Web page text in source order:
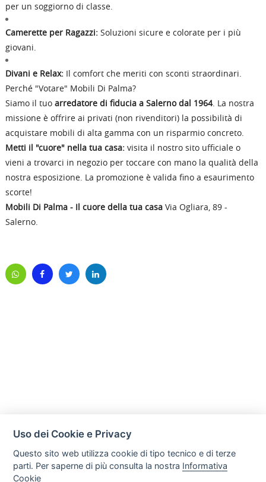
per un soggiorno di classe.
Camerette per Ragazzi:Soluzioni sicure e colorate per i più
giovani.
Divani e Relax:Il comfort che meriti con sconti straordinari.
Perché "Votare" Mobili Di Palma?
Siamo il tuo arredatore di fiducia a Salerno dal 1964. La nostra
missione è offrire ai privati (non rivenditori) la possibilità di
acquistare mobili di alta gamma con un risparmio concreto.
Metti il "cuore" nella tua casa:visita il nostro sito ufficiale o
vieni a trovarci in negozio per toccare con mano la qualità della
nostra esposizione. La promozione è valida fino a esaurimento
scorte!
Mobili Di Palma - Il cuore della tua casaVia Ogliara, 89 -
Salerno.
Uso dei Cookie e Privacy
Questo sito web utilizza cookie di tipo tecnico e di terze
parti. Per saperne di più consulta la nostra Informativa
Cookie